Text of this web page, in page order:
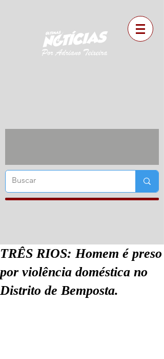
TRÊS RIOS: Homem é preso
por violência doméstica no
Distrito de Bemposta.